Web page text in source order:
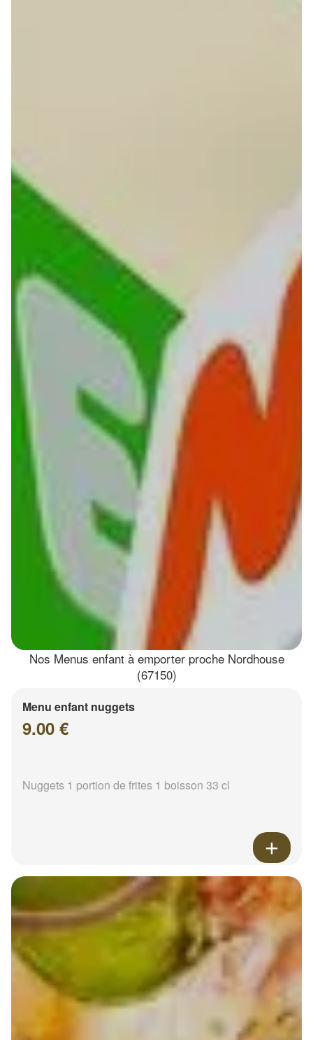
Nos Menus enfant à emporter proche Nordhouse
(67150)
Menu enfant nuggets
9.00 €
Nuggets 1 portion de frites 1 boisson 33 cl